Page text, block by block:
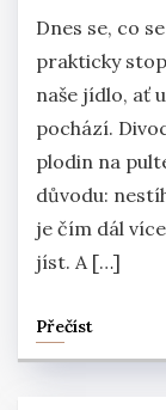
Dnes se, co
prakticky
naše jídlo, ať
pochází.
plodin na
důvodu:
je čím dál
jíst. A […]
Přečíst